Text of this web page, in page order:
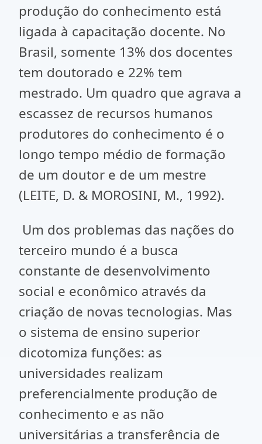
produção do conhecimento está
ligada à capacitação docente. No
Brasil, somente 13% dos docentes
tem doutorado e 22% tem
mestrado. Um quadro que agrava a
escassez de recursos humanos
produtores do conhecimento é o
longo tempo médio de formação
de um doutor e de um mestre
(LEITE, D. & MOROSINI, M., 1992).
Um dos problemas das nações do
terceiro mundo é a busca
constante de desenvolvimento
social e econômico através da
criação de novas tecnologias. Mas
o sistema de ensino superior
dicotomiza funções: as
universidades realizam
preferencialmente produção de
conhecimento e as não
universitárias a transferência de